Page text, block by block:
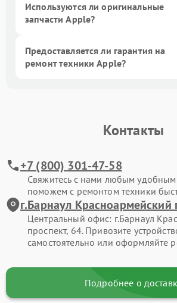
Используются ли оригинальные
запчасти Apple?
Предоставляется ли гарантия на
ремонт техники Apple?
Контакты
+7 (800) 301-47-58
Свяжитесь с нами любым
поможем с ремонтом техники
г.Барнаул Красноармейский
Центральный офис: г.Барнаул
проспект, 64. Привозите
самостоятельно или оформляйте
Подробнее о